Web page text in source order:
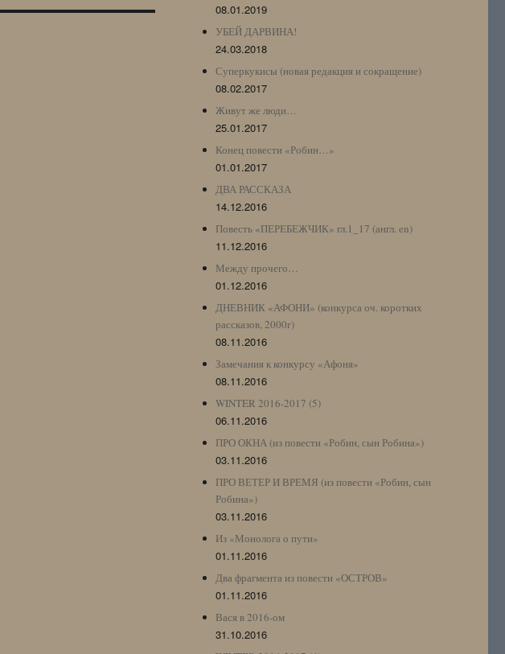
08.01.2019
УБЕЙ ДАРВИНА!
24.03.2018
Суперкукисы (новая редакция и сокращение)
08.02.2017
Живут же люди…
25.01.2017
Конец повести «Робин…»
01.01.2017
ДВА РАССКАЗА
14.12.2016
Повесть «ПЕРЕБЕЖЧИК» гл.1_17 (англ. en)
11.12.2016
Между прочего…
01.12.2016
ДНЕВНИК «АФОНИ» (конкурса оч. коротких
рассказов, 2000г)
08.11.2016
Замечания к конкурсу «Афоня»
08.11.2016
WINTER 2016-2017 (5)
06.11.2016
ПРО ОКНА (из повести «Робин, сын Робина»)
03.11.2016
ПРО ВЕТЕР И ВРЕМЯ (из повести «Робин, сын
Робина»)
03.11.2016
Из «Монолога о пути»
01.11.2016
Два фрагмента из повести «ОСТРОВ»
01.11.2016
Вася в 2016-ом
31.10.2016